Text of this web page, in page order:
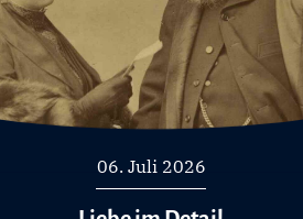
06. Juli 2026